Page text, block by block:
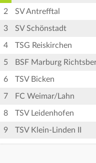
2 SV Antrefftal
3 SV Schönstadt
4 TSG Reiskirchen
5 BSF Marburg
6 TSV Bicken
7 FC Weimar/Lahn
8 TSV Leidenhofen
9 TSV Klein-Linden II